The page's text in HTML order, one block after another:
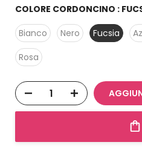
COLORE CORDONCINO :
Bianco
Nero Fucsia
Rosa